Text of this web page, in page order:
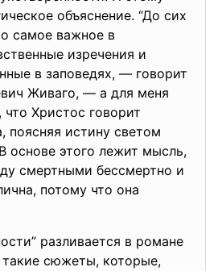
объяснение. “До сих
самое важное в
изречения и
в заповедях, — говорит
Живаго, — а для меня
что Христос говорит
поясняя истину светом
основе этого лежит мысль,
смертными бессмертно и
потому что она
разливается в романе
сюжеты, которые,